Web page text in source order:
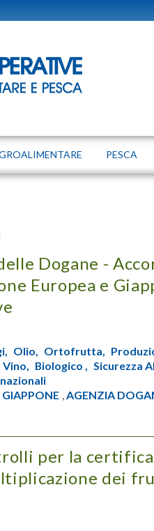
PESCA
Dogane -
Europea e
Olio, Ortofrutta,
Vino, Biologico ,
Sicurezza
GIAPPONE ,AGENZIA
per la
dei